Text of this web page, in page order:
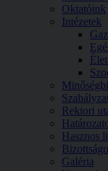
Oktatóink
Intézetek
Rektori
Hasznos
Galéria